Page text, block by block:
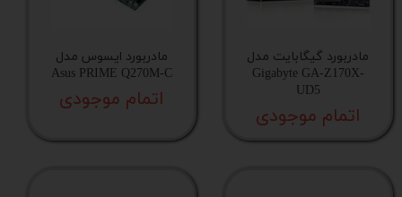
مادربورد گیگابایت مدل
Gigabyte GA-Z170X-
UD5
اتمام موجودی
مادربورد ایسوس مدل
Asus PRIME Q270M-C
اتمام موجودی